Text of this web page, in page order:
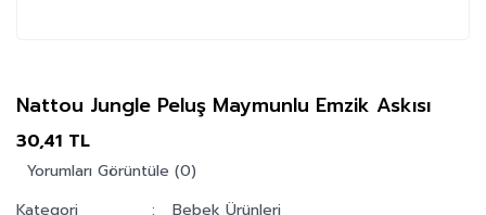
Nattou Jungle Peluş Maymunlu Emzik Askısı
30,41 TL
Yorumları Görüntüle (0)
Kategori
Bebek Ürünleri